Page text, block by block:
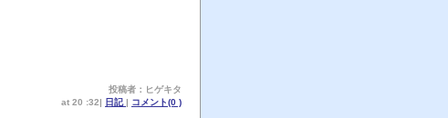
投稿者：ヒゲキタ
at 20 :32| 日記| コメント(0 )